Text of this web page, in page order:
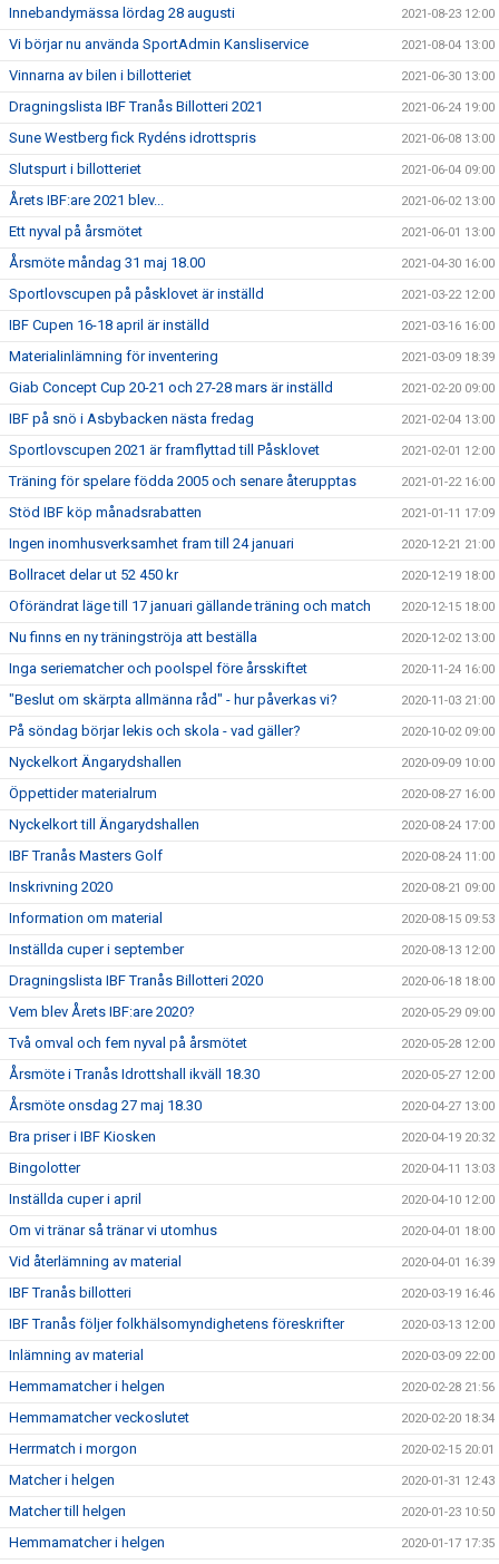
Innebandymässa lördag 28 augusti 2021-08-23 12:00
Vi börjar nu använda SportAdmin Kansliservice 2021-08-04 13:00
Vinnarna av bilen i billotteriet 2021-06-30 13:00
Dragningslista IBF Tranås Billotteri 2021 2021-06-24 19:00
Sune Westberg fick Rydéns idrottspris 2021-06-08 13:00
Slutspurt i billotteriet 2021-06-04 09:00
Årets IBF:are 2021 blev... 2021-06-02 13:00
Ett nyval på årsmötet 2021-06-01 13:00
Årsmöte måndag 31 maj 18.00 2021-04-30 16:00
Sportlovscupen på påsklovet är inställd 2021-03-22 12:00
IBF Cupen 16-18 april är inställd 2021-03-16 16:00
Materialinlämning för inventering 2021-03-09 18:39
Giab Concept Cup 20-21 och 27-28 mars är inställd 2021-02-20 09:00
IBF på snö i Asbybacken nästa fredag 2021-02-04 13:00
Sportlovscupen 2021 är framflyttad till Påsklovet 2021-02-01 12:00
Träning för spelare födda 2005 och senare återupptas 2021-01-22 16:00
Stöd IBF köp månadsrabatten 2021-01-11 17:09
Ingen inomhusverksamhet fram till 24 januari 2020-12-21 21:00
Bollracet delar ut 52 450 kr 2020-12-19 18:00
Oförändrat läge till 17 januari gällande träning och match 2020-12-15 18:00
Nu finns en ny träningströja att beställa 2020-12-02 13:00
Inga seriematcher och poolspel före årsskiftet 2020-11-24 16:00
"Beslut om skärpta allmänna råd" - hur påverkas vi? 2020-11-03 21:00
På söndag börjar lekis och skola - vad gäller? 2020-10-02 09:00
Nyckelkort Ängarydshallen 2020-09-09 10:00
Öppettider materialrum 2020-08-27 16:00
Nyckelkort till Ängarydshallen 2020-08-24 17:00
IBF Tranås Masters Golf 2020-08-24 11:00
Inskrivning 2020 2020-08-21 09:00
Information om material 2020-08-15 09:53
Inställda cuper i september 2020-08-13 12:00
Dragningslista IBF Tranås Billotteri 2020 2020-06-18 18:00
Vem blev Årets IBF:are 2020? 2020-05-29 09:00
Två omval och fem nyval på årsmötet 2020-05-28 12:00
Årsmöte i Tranås Idrottshall ikväll 18.30 2020-05-27 12:00
Årsmöte onsdag 27 maj 18.30 2020-04-27 13:00
Bra priser i IBF Kiosken 2020-04-19 20:32
Bingolotter 2020-04-11 13:03
Inställda cuper i april 2020-04-10 12:00
Om vi tränar så tränar vi utomhus 2020-04-01 18:00
Vid återlämning av material 2020-04-01 16:39
IBF Tranås billotteri 2020-03-19 16:46
IBF Tranås följer folkhälsomyndighetens föreskrifter 2020-03-13 12:00
Inlämning av material 2020-03-09 22:00
Hemmamatcher i helgen 2020-02-28 21:56
Hemmamatcher veckoslutet 2020-02-20 18:34
Herrmatch i morgon 2020-02-15 20:01
Matcher i helgen 2020-01-31 12:43
Matcher till helgen 2020-01-23 10:50
Hemmamatcher i helgen 2020-01-17 17:35